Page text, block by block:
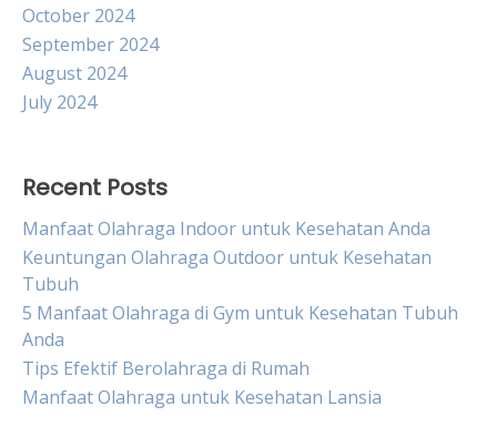
October 2024
September 2024
August 2024
July 2024
Recent Posts
Manfaat Olahraga Indoor untuk Kesehatan Anda
Keuntungan Olahraga Outdoor untuk Kesehatan
Tubuh
5 Manfaat Olahraga di Gym untuk Kesehatan Tubuh
Anda
Tips Efektif Berolahraga di Rumah
Manfaat Olahraga untuk Kesehatan Lansia